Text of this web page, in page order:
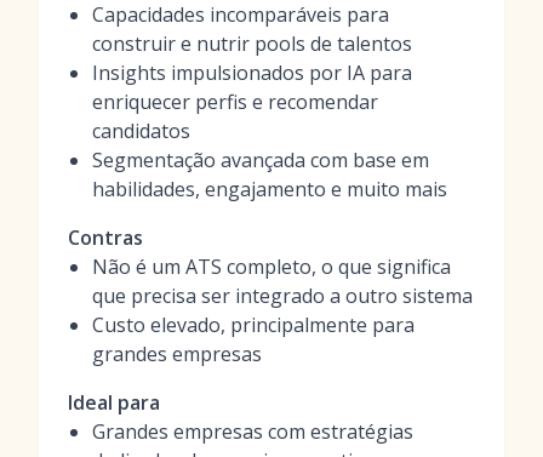
Capacidades incomparáveis para
construir e nutrir pools de talentos
Insights impulsionados por IA para
enriquecer perfis e recomendar
candidatos
Segmentação avançada com base em
habilidades, engajamento e muito mais
Contras
Não é um ATS completo, o que significa
que precisa ser integrado a outro sistema
Custo elevado, principalmente para
grandes empresas
Ideal para
Grandes empresas com estratégias